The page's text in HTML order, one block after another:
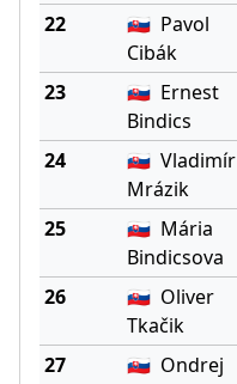
22 🇸🇰 Pavol
Cibák
23 🇸🇰 Ernest
Bindics
24 🇸🇰 Vladimír
Mrázik
25 🇸🇰 Mária
Bindicsova
26 🇸🇰 Oliver
Tkačik
27 🇸🇰 Ondrej